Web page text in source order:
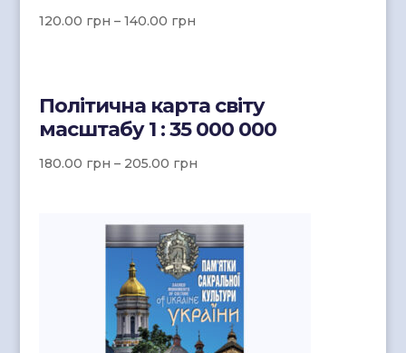
120.00 грн – 140.00 грн
Політична карта світу
масштабу 1 : 35 000 000
180.00 грн – 205.00 грн